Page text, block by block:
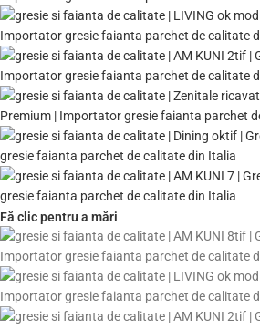
Fă clic pentru a mări